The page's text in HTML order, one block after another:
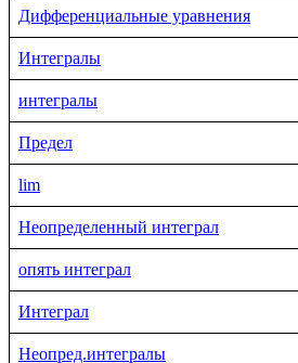
Дифференциальные уравнения
Интегралы
интегралы
Предел
lim
Неопределенный интеграл
опять интеграл
Интеграл
Неопред.интегралы